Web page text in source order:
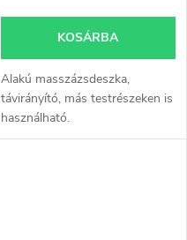
KOSÁRBA
Alakú masszázsdeszka,
távirányító, más testrészeken is
használható.